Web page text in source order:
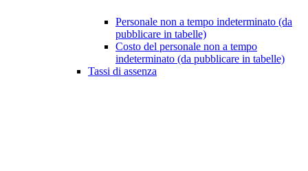
Personale non a tempo indeterminato (da
pubblicare in tabelle)
Costo del personale non a tempo
indeterminato (da pubblicare in tabelle)
Tassi di assenza